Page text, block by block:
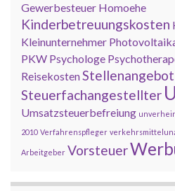
Gewerbesteuer Homoehe
Kinderbetreuungskosten
Kleinunternehmer
PKW Psychologe
ReisekostenStellenangebot
Steuerfachangestellter
Umsatzsteuerbefreiung
2010 Verfahrenspfleger
Arbeitgeber Vorsteuer